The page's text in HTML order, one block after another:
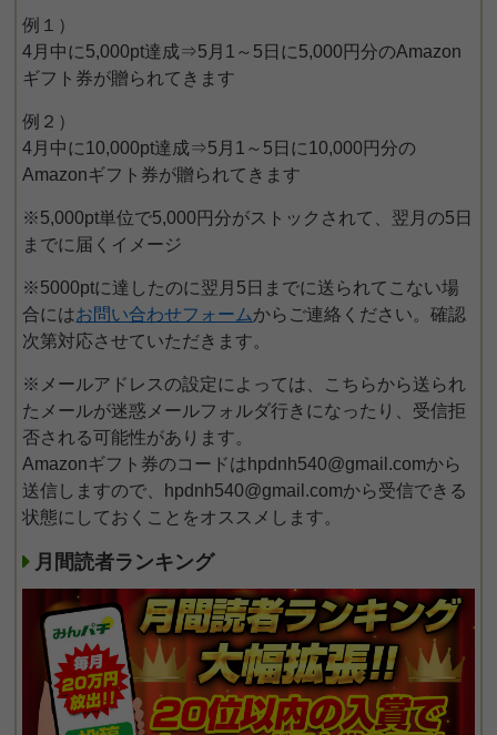
例１）
4月中に5,000pt達成⇒5月1～5日に5,000円分のAmazon
ギフト券が贈られてきます
例２）
4月中に10,000pt達成⇒5月1～5日に10,000円分の
Amazonギフト券が贈られてきます
※5,000pt単位で5,000円分がストックされて、翌月の5日
までに届くイメージ
※5000ptに達したのに翌月5日までに送られてこない場
合にはお問い合わせフォームからご連絡ください。確認
次第対応させていただきます。
※メールアドレスの設定によっては、こちらから送られ
たメールが迷惑メールフォルダ行きになったり、受信拒
否される可能性があります。
Amazonギフト券のコードはhpdnh540@gmail.comから
送信しますので、hpdnh540@gmail.comから受信できる
状態にしておくことをオススメします。
月間読者ランキング